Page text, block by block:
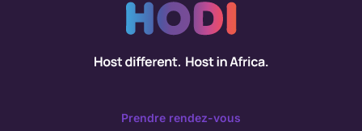
Prendre rendez-vous